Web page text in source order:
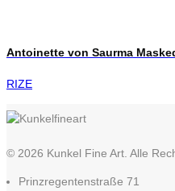
Antoinette von Saurma
RIZE
© 2026 Kunkel Fine Art. Alle
Prinzregentenstraße 71